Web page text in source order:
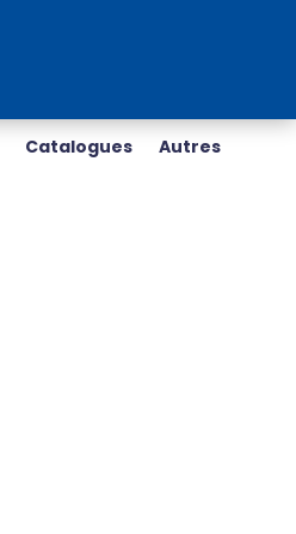
Catalogues Autres